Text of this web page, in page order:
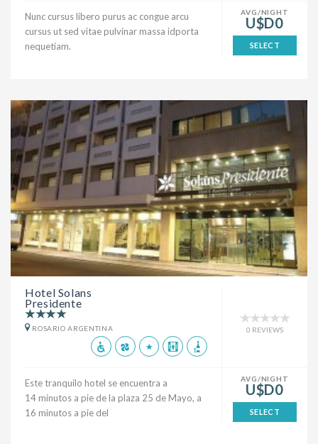
Nunc cursus libero purus ac congue arcu
cursus ut sed vitae pulvinar massa idporta
nequetiam.
AVG/NIGHT
U$D0
SELECT
Hotel Solans
Presidente
ROSARIO ARGENTINA 0 REVIEWS
Este tranquilo hotel se encuentra a
14 minutos a pie de la plaza 25 de Mayo, a
16 minutos a pie del
AVG/NIGHT
U$D0
SELECT